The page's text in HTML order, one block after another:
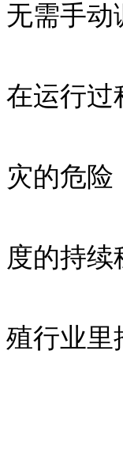
无需手动
在运行过
灾的危
度的持
殖行业里